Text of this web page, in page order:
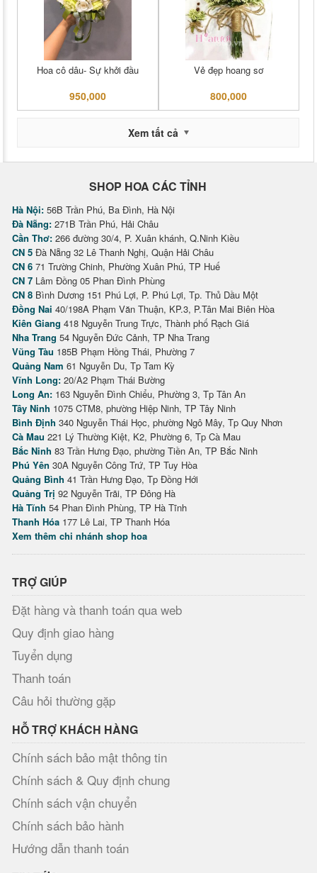
Hoa cô dâu- Sự khởi đầu
950,000
Vẻ đẹp hoang sơ
800,000
Xem tất cả
SHOP HOA CÁC TỈNH
Hà Nội: 56B Trần Phú, Ba Đình, Hà Nội
Đà Nẵng: 271B Trần Phú, Hải Châu
Cần Thơ: 266 đường 30/4, P. Xuân khánh, Q.Ninh Kiều
CN 5 Đà Nẵng 32 Lê Thanh Nghị, Quận Hải Châu
CN 6 71 Trường Chinh, Phường Xuân Phú, TP Huế
CN 7 Lâm Đồng 05 Phan Đình Phùng
CN 8 Bình Dương 151 Phú Lợi, P. Phú Lợi, Tp. Thủ Dầu Một
Đồng Nai 40/198A Phạm Văn Thuận, KP.3, P.Tân Mai Biên Hòa
Kiên Giang 418 Nguyễn Trung Trực, Thành phố Rạch Giá
Nha Trang 54 Nguyễn Đức Cảnh, TP Nha Trang
Vũng Tàu 185B Phạm Hồng Thái, Phường 7
Quảng Nam 61 Nguyễn Du, Tp Tam Kỳ
Vĩnh Long: 20/A2 Phạm Thái Bường
Long An: 163 Nguyễn Đình Chiểu, Phường 3, Tp Tân An
Tây Ninh 1075 CTM8, phường Hiệp Ninh, TP Tây Ninh
Bình Định 340 Nguyễn Thái Học, phường Ngô Mây, Tp Quy Nhơn
Cà Mau 221 Lý Thường Kiệt, K2, Phường 6, Tp Cà Mau
Bắc Ninh 83 Trần Hưng Đạo, phường Tiền An, TP Bắc Ninh
Phú Yên 30A Nguyễn Công Trứ, TP Tuy Hòa
Quảng Bình 41 Trần Hưng Đạo, Tp Đồng Hới
Quảng Trị 92 Nguyễn Trãi, TP Đông Hà
Hà Tĩnh 54 Phan Đình Phùng, TP Hà Tĩnh
Thanh Hóa 177 Lê Lai, TP Thanh Hóa
Xem thêm chi nhánh shop hoa
TRỢ GIÚP
Đặt hàng và thanh toán qua web
Quy định giao hàng
Tuyển dụng
Thanh toán
Câu hỏi thường gặp
HỖ TRỢ KHÁCH HÀNG
Chính sách bảo mật thông tin
Chính sách & Quy định chung
Chính sách vận chuyển
Chính sách bảo hành
Hướng dẫn thanh toán